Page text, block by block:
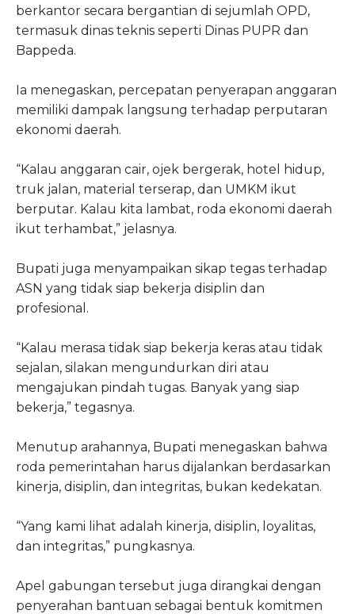
berkantor secara bergantian di sejumlah OPD,
termasuk dinas teknis seperti Dinas PUPR dan
Bappeda.
Ia menegaskan, percepatan penyerapan anggaran
memiliki dampak langsung terhadap perputaran
ekonomi daerah.
“Kalau anggaran cair, ojek bergerak, hotel hidup,
truk jalan, material terserap, dan UMKM ikut
berputar. Kalau kita lambat, roda ekonomi daerah
ikut terhambat,” jelasnya.
Bupati juga menyampaikan sikap tegas terhadap
ASN yang tidak siap bekerja disiplin dan
profesional.
“Kalau merasa tidak siap bekerja keras atau tidak
sejalan, silakan mengundurkan diri atau
mengajukan pindah tugas. Banyak yang siap
bekerja,” tegasnya.
Menutup arahannya, Bupati menegaskan bahwa
roda pemerintahan harus dijalankan berdasarkan
kinerja, disiplin, dan integritas, bukan kedekatan.
“Yang kami lihat adalah kinerja, disiplin, loyalitas,
dan integritas,” pungkasnya.
Apel gabungan tersebut juga dirangkai dengan
penyerahan bantuan sebagai bentuk komitmen